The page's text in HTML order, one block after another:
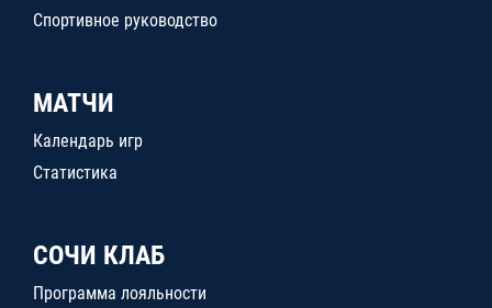
Спортивное руководство
МАТЧИ
Календарь игр
Статистика
СОЧИ КЛАБ
Программа лояльности